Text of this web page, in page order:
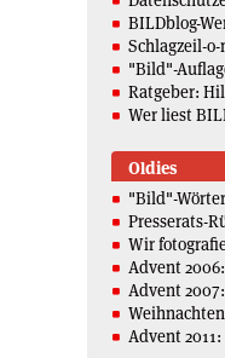
BILDblog-
Schlagzeil-
"Bild"-
Ratgeber:
Wer liest
Oldies
"Bild"-
Presserats-
Wir
Advent
Advent
Advent